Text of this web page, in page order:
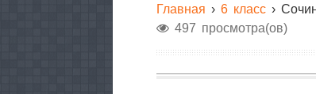
Главная ›6 класс ›
497 просмотра(ов)